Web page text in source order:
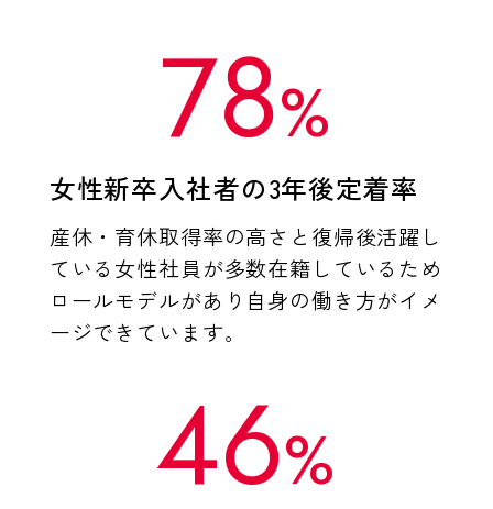
78%
女性新卒入社者の3年後定着率
産休・育休取得率の高さと復帰後活躍し
ている女性社員が多数在籍しているため
ロールモデルがあり自身の働き方がイメ
ージできています。
46%